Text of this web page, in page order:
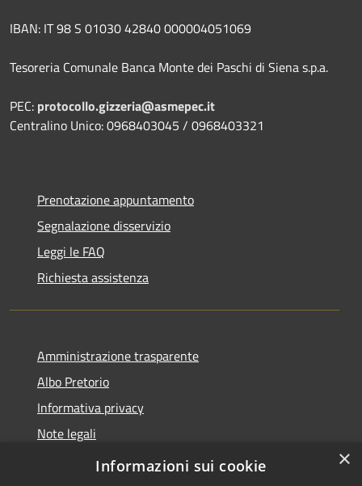
IBAN: IT 98 S 01030 42840 000004051069
Tesoreria Comunale Banca Monte dei Paschi di Siena s.p.a.
PEC: protocollo.gizzeria@asmepec.it
Centralino Unico: 0968403045 / 0968403321
Prenotazione appuntamento
Segnalazione disservizio
Leggi le FAQ
Richiesta assistenza
Amministrazione trasparente
Albo Pretorio
Informativa privacy
Note legali
Dichiarazione di accessibilità
×
Informazioni sui cookie